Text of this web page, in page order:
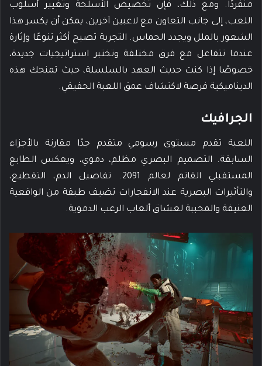
منفردًا. ومع ذلك، فإن تخصيص الأسلحة وتغيير أسلوب
اللعب، إلى جانب التعاون مع لاعبين آخرين، يمكن أن يكسر هذا
الشعور بالملل ويجدد الحماس. التجربة تصبح أكثر تنوعًا وإثارة
عندما تتفاعل مع فرق مختلفة وتختبر استراتيجيات جديدة،
خصوصًا إذا كنت حديث العهد بالسلسلة، حيث تمنحك هذه
الديناميكية فرصة لاكتشاف عمق اللعبة الحقيقي.
الجرافيك
اللعبة تقدم مستوى رسومي متقدم جدًا مقارنة بالأجزاء
السابقة. التصميم البصري مظلم، دموي، ويعكس الطابع
المستقبلي القاتم لعالم 2091. تفاصيل الدم، التقطيع،
والتأثيرات البصرية عند الانفجارات تضيف طبقة من الواقعية
العنيفة والمحببة لعشاق ألعاب الرعب الدموية.